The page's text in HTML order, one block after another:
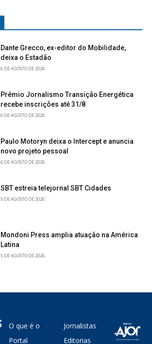
Dante Grecco, ex-editor do Mobilidade,
deixa o Estadão
6 DE AGOSTO DE 2026
Prêmio Jornalismo Transição Energética
recebe inscrições até 31/8
6 DE AGOSTO DE 2026
Paulo Motoryn deixa o Intercept e anuncia
novo projeto pessoal
6 DE AGOSTO DE 2026
SBT estreia telejornal SBT Cidades
5 DE AGOSTO DE 2026
Mondoni Press amplia atuação na América
Latina
5 DE AGOSTO DE 2026
O que é o
Portal
Jornalistas
Editorias